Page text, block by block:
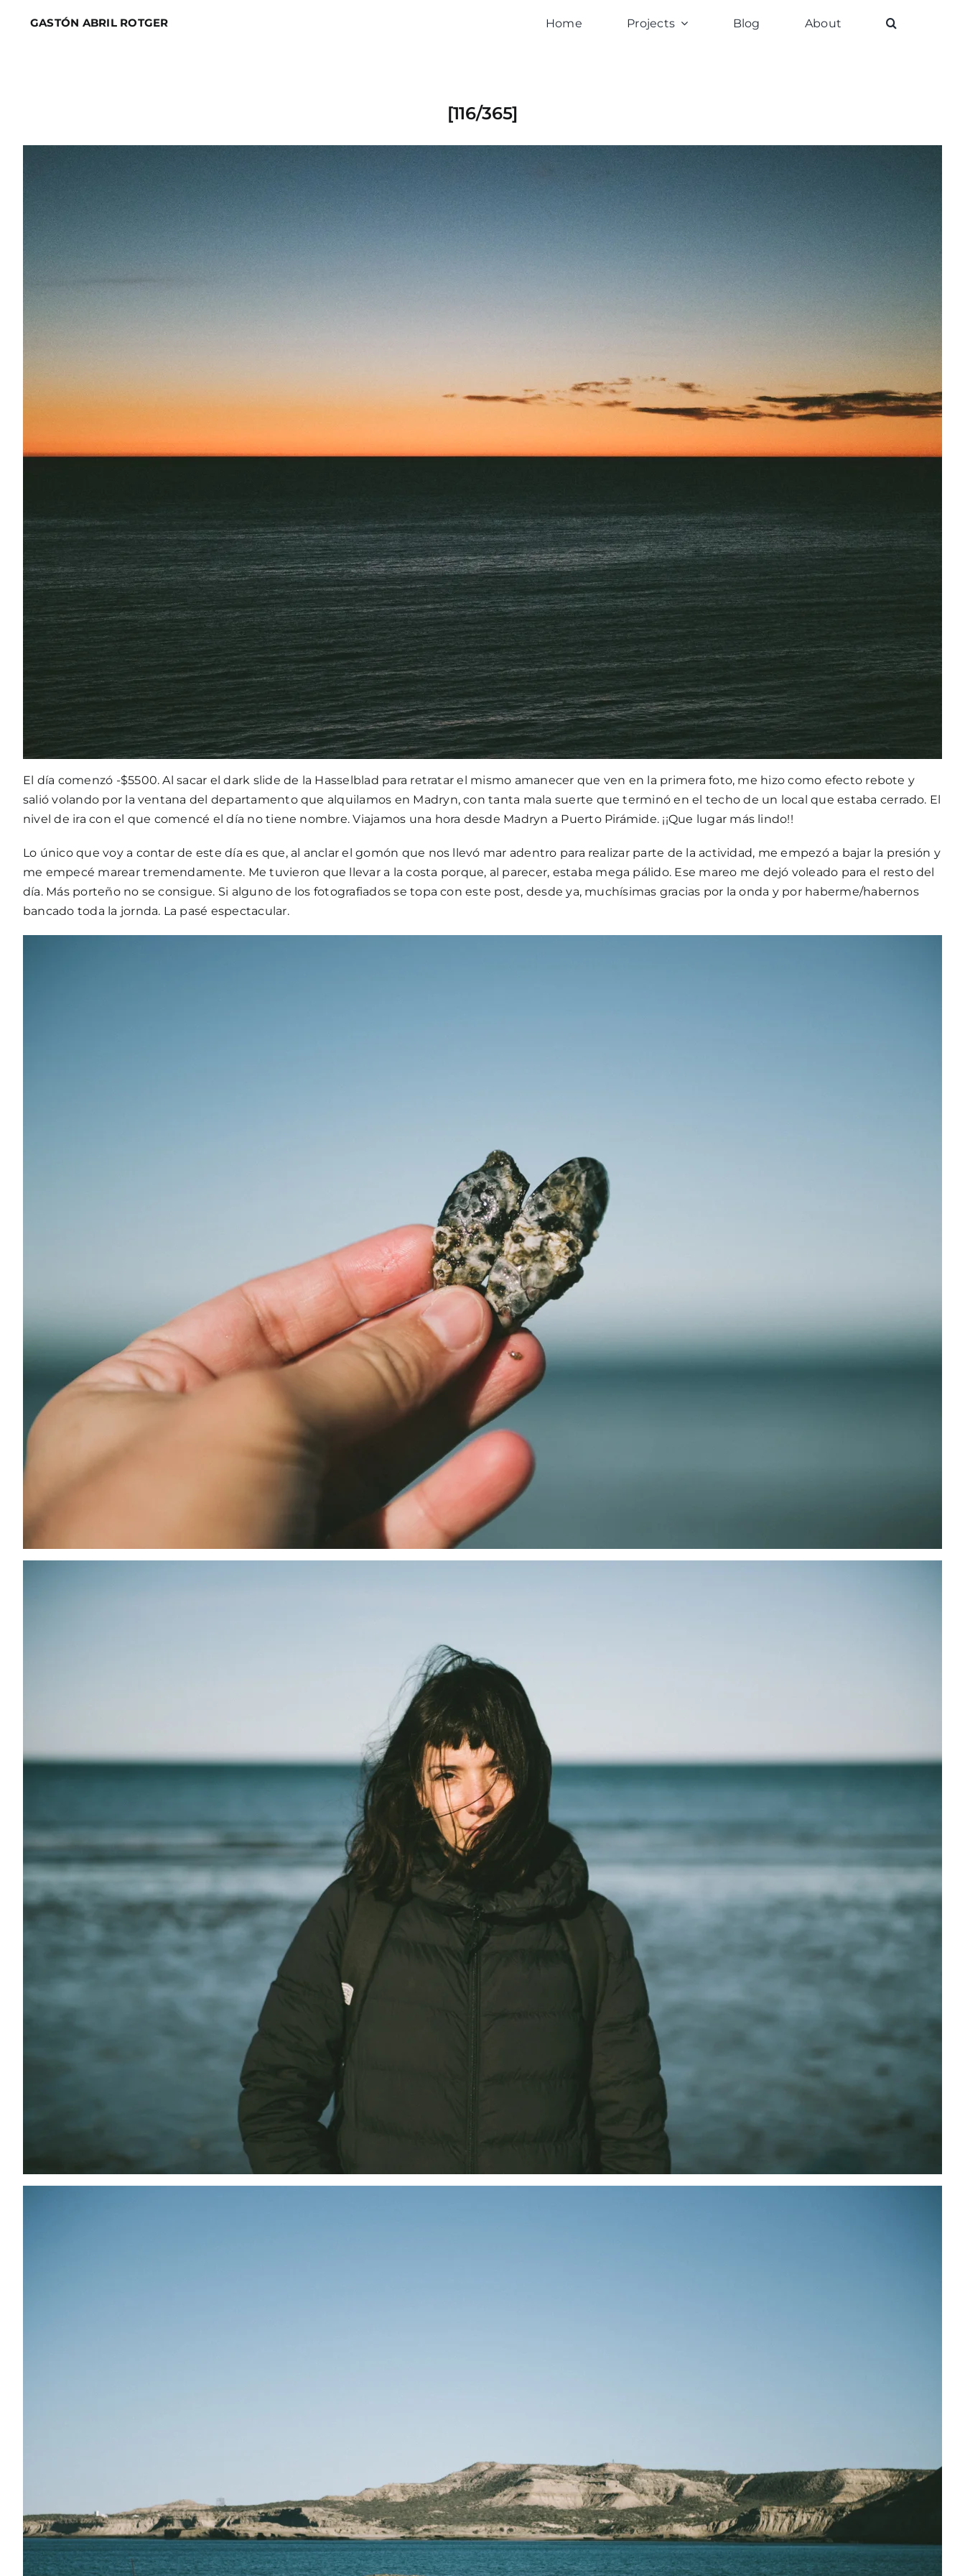
GASTÓN ABRIL ROTGER Home Projects Blog About
[116/365]
El día comenzó -$5500. Al sacar el dark slide de la Hasselblad para retratar el mismo amanecer que ven en la primera foto, me hizo como efecto rebote y
salió volando por la ventana del departamento que alquilamos en Madryn, con tanta mala suerte que terminó en el techo de un local que estaba cerrado. El
nivel de ira con el que comencé el día no tiene nombre. Viajamos una hora desde Madryn a Puerto Pirámide. ¡¡Que lugar más lindo!!
Lo único que voy a contar de este día es que, al anclar el gomón que nos llevó mar adentro para realizar parte de la actividad, me empezó a bajar la presión y
me empecé marear tremendamente. Me tuvieron que llevar a la costa porque, al parecer, estaba mega pálido. Ese mareo me dejó voleado para el resto del
día. Más porteño no se consigue. Si alguno de los fotografiados se topa con este post, desde ya, muchísimas gracias por la onda y por haberme/habernos
bancado toda la jornda. La pasé espectacular.